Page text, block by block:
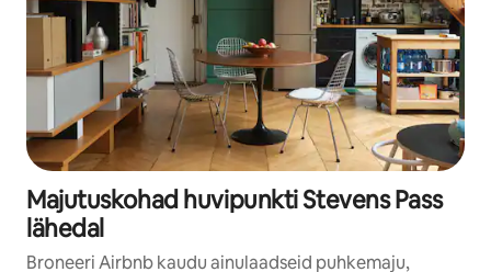
Majutuskohad huvipunkti Stevens Pass
lähedal
Broneeri Airbnb kaudu ainulaadseid puhkemaju,